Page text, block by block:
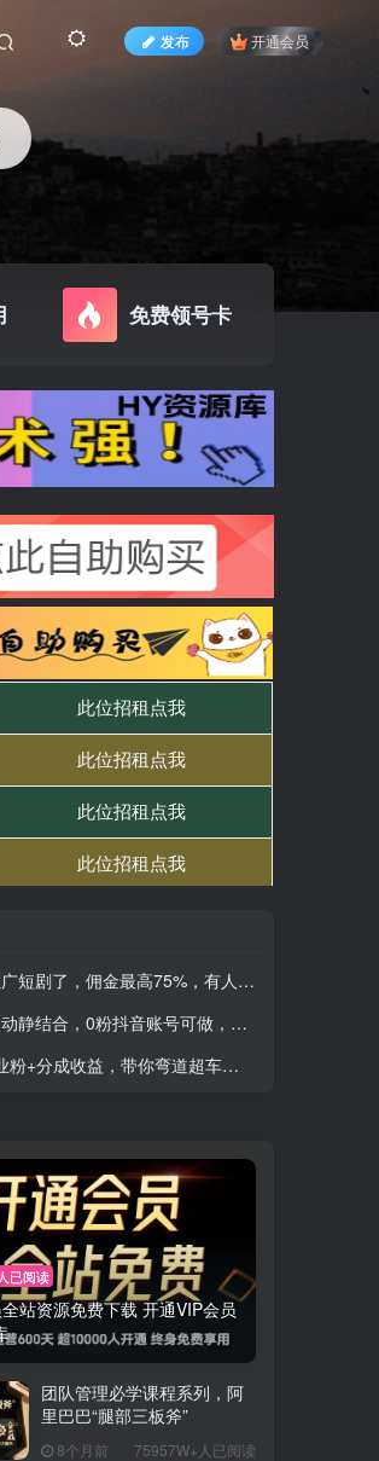
发布 开通会员
免费领号卡
佣金最高75%，有人靠一条视频就挣了2W
粉抖音账号可做，简单粗暴，单日变现多张
收益，带你弯道超车，实现逆风翻盘
已阅读
站资源免费下载 开通VIP会员
团队管理必学课程系列，阿
里巴巴“腿部三板斧”
8个月前 75957W+人已阅读